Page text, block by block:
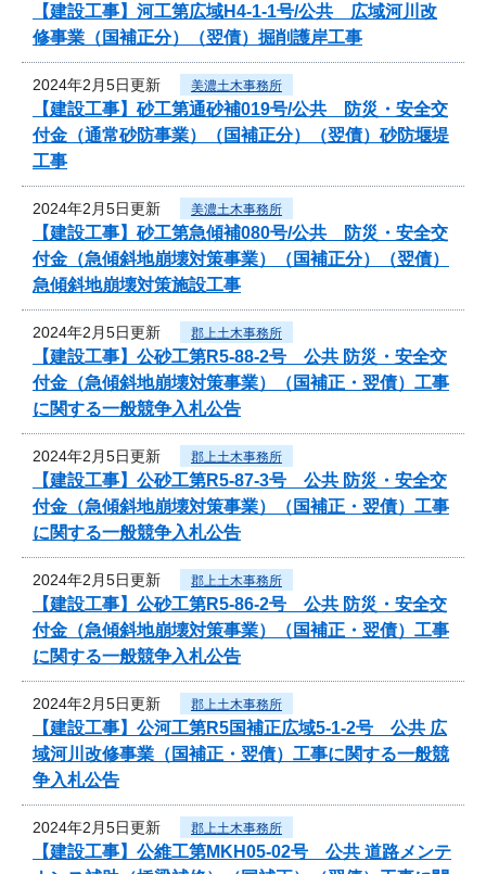
【建設工事】河工第広域H4-1-1号/公共 広域河川改
修事業（国補正分）（翌債）掘削護岸工事
2024年2月5日更新 美濃土木事務所
【建設工事】砂工第通砂補019号/公共 防災・安全交
付金（通常砂防事業）（国補正分）（翌債）砂防堰堤
工事
2024年2月5日更新 美濃土木事務所
【建設工事】砂工第急傾補080号/公共 防災・安全交
付金（急傾斜地崩壊対策事業）（国補正分）（翌債）
急傾斜地崩壊対策施設工事
2024年2月5日更新 郡上土木事務所
【建設工事】公砂工第R5-88-2号 公共 防災・安全交
付金（急傾斜地崩壊対策事業）（国補正・翌債）工事
に関する一般競争入札公告
2024年2月5日更新 郡上土木事務所
【建設工事】公砂工第R5-87-3号 公共 防災・安全交
付金（急傾斜地崩壊対策事業）（国補正・翌債）工事
に関する一般競争入札公告
2024年2月5日更新 郡上土木事務所
【建設工事】公砂工第R5-86-2号 公共 防災・安全交
付金（急傾斜地崩壊対策事業）（国補正・翌債）工事
に関する一般競争入札公告
2024年2月5日更新 郡上土木事務所
【建設工事】公河工第R5国補正広域5-1-2号 公共 広
域河川改修事業（国補正・翌債）工事に関する一般競
争入札公告
2024年2月5日更新 郡上土木事務所
【建設工事】公維工第MKH05-02号 公共 道路メンテ